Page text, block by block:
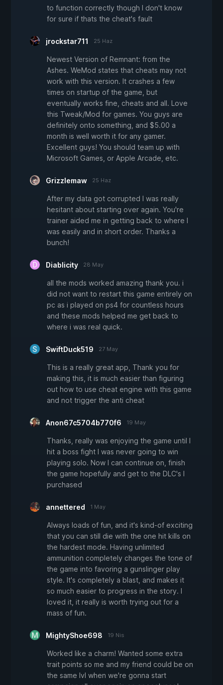
to function correctly though I don't know
for sure if thats the cheat's fault
jrockstar711 25 Haz
Newest Version of Remnant: from the
Ashes. WeMod states that cheats may not
work with this version. It crashes a few
times on startup of the game, but
eventually works fine, cheats and all. Love
this Tweak/Mod for games. You guys are
definitely onto something, and $5.00 a
month is well worth it for any gamer.
Excellent guys! You should team up with
Microsoft Games, or Apple Arcade, etc.
Grizzlemaw 25 Haz
After my data got corrupted I was really
hesitant about starting over again. You're
trainer aided me in getting back to where I
was easily and in short order. Thanks a
bunch!
Diablicity 28 May
all the mods worked amazing thank you. i
did not want to restart this game entirely on
pc as i played on ps4 for countless hours
and these mods helped me get back to
where i was real quick.
SwiftDuck519 27 May
This is a really great app, Thank you for
making this, it is much easier than figuring
out how to use cheat engine with this game
and not trigger the anti cheat
Anon67c5704b770f6 19 May
Thanks, really was enjoying the game until I
hit a boss fight I was never going to win
playing solo. Now I can continue on, finish
the game hopefully and get to the DLC's I
purchased
annettered 1 May
Always loads of fun, and it's kind-of exciting
that you can still die with the one hit kills on
the hardest mode. Having unlimited
ammunition completely changes the tone of
the game into favoring a gunslinger play
style. It's completely a blast, and makes it
so much easier to progress in the story. I
loved it, it really is worth trying out for a
mass of fun.
MightyShoe698 19 Nis
Worked like a charm! Wanted some extra
trait points so me and my friend could be on
the same lvl when we're gonna start